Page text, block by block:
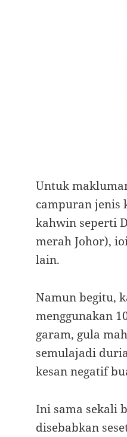
Untuk
campuran jenis
kahwin seperti
merah Johor),
lain.
Namun begitu,
menggunakan
garam, gula
semulajadi
kesan negatif
Ini sama sekali
disebabkan